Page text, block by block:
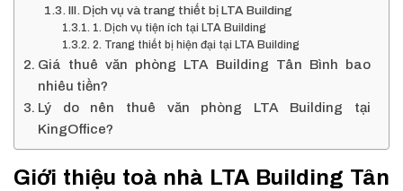
III. Dịch vụ và trang thiết bị LTA Building
1. Dịch vụ tiện ích tại LTA Building
2. Trang thiết bị hiện đại tại LTA Building
Giá thuê văn phòng LTA Building Tân Bình bao
nhiêu tiền?
Lý do nên thuê văn phòng LTA Building tại
KingOffice?
Giới thiệu toà nhà LTA Building Tân